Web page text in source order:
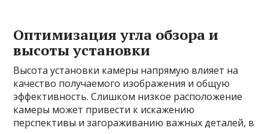
Оптимизация угла обзора и
высоты установки
Высота установки камеры напрямую влияет на
качество получаемого изображения и общую
эффективность. Слишком низкое расположение
камеры может привести к искажению
перспективы и загораживанию важных деталей, в